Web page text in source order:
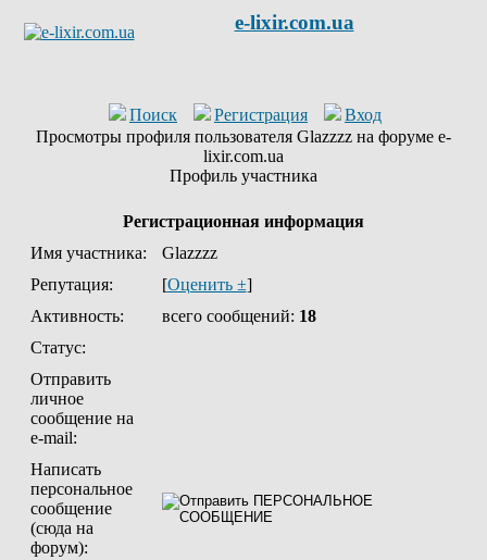
e-lixir.com.ua
Поиск Регистрация
Вход
Просмотры профиля пользователя Glazzzz на форуме e-
lixir.com.ua
Профиль участника
Регистрационная информация
Имя участника:
Glazzzz
Репутация:
[Оценить ±]
Активность:
всего сообщений: 18
Статус:
Отправить
личное
сообщение на
e-mail:
Написать
персональное
сообщение
(сюда на
форум):